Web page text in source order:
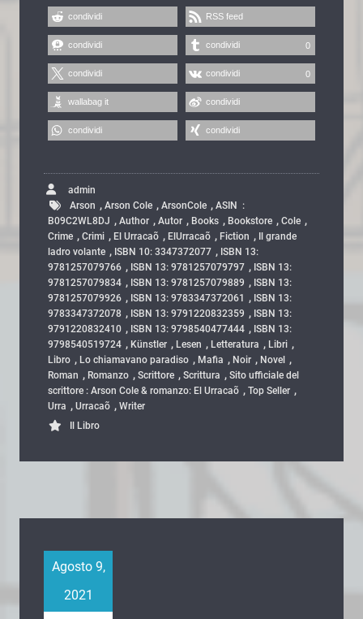
condividi RSS feed
condividi condividi 0
condividi condividi 0
wallabag it condividi
condividi condividi
admin
Arson , Arson Cole , ArsonCole , ASIN ‏ : ‎
B09C2WL8DJ , Author , Autor , Books , Bookstore , Cole ,
Crime , Crimi , El Urracaõ , ElUrracaõ , Fiction ,
Il grande
ladro volante , ISBN 10: 3347372077 , ISBN 13:
9781257079766 , ISBN 13: 9781257079797 , ISBN 13:
9781257079834 , ISBN 13: 9781257079889 , ISBN 13:
9781257079926 , ISBN 13: 9783347372061 , ISBN 13:
9783347372078 , ISBN 13: 9791220832359 , ISBN 13:
9791220832410 , ISBN 13: 9798540477444 , ISBN 13:
9798540519724 , Künstler , Lesen , Letteratura , Libri ,
Libro , Lo chiamavano paradiso , Mafia , Noir , Novel ,
Roman , Romanzo , Scrittore , Scrittura , Sito ufficiale del
scrittore : Arson Cole & romanzo: El Urracaõ , Top Seller ,
Urra , Urracaõ , Writer
Il Libro
Agosto 9,
2021